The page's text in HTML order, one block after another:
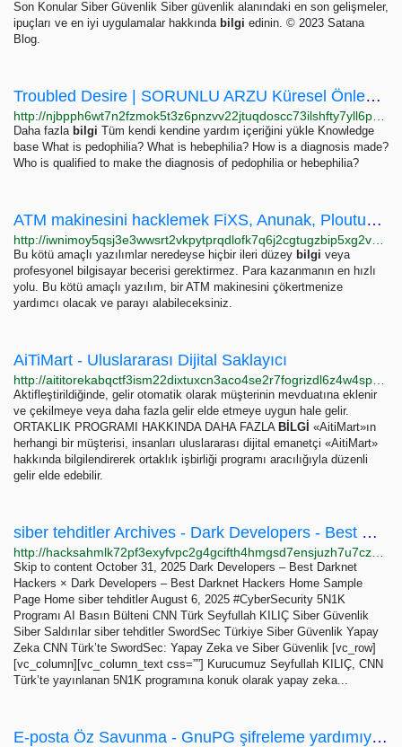
Son Konular Siber Güvenlik Siber güvenlik alanındaki en son gelişmeler,
ipuçları ve en iyi uygulamalar hakkında bilgi edinin. © 2023 Satana
Blog.
Troubled Desire | SORUNLU ARZU Küresel Önleme Dunkelfeld
Daha fazla bilgi Tüm kendi kendine yardım içeriğini yükle Knowledge
base What is pedophilia? What is hebephilia? How is a diagnosis made?
Who is qualified to make the diagnosis of pedophilia or hebephilia?
ATM makinesini hacklemek FiXS, Anunak, Ploutus'u satın alın - MyDrugs
Bu kötü amaçlı yazılımlar neredeyse hiçbir ileri düzey bilgi veya
profesyonel bilgisayar becerisi gerektirmez. Para kazanmanın en hızlı
yolu. Bu kötü amaçlı yazılım, bir ATM makinesini çökertmenize
yardımcı olacak ve parayı alabileceksiniz.
AiTiMart - Uluslararası Dijital Saklayıcı
Aktifleştirildiğinde, gelir otomatik olarak müşterinin mevduatına eklenir
ve çekilmeye veya daha fazla gelir elde etmeye uygun hale gelir.
ORTAKLIK PROGRAMI HAKKINDA DAHA FAZLA BİLGİ «AitiMart»ın
herhangi bir müşterisi, insanları uluslararası dijital emanetçi «AitiMart»
hakkında bilgilendirerek ortaklık işbirliği programı aracılığıyla düzenli
gelir elde edebilir.
siber tehditler Archives - Dark Developers - Best Darknet Hackers
Skip to content October 31, 2025 Dark Developers – Best Darknet
Hackers × Dark Developers – Best Darknet Hackers Home Sample
Page Home siber tehditler August 6, 2025 #CyberSecurity 5N1K
Programı AI Basın Bülteni CNN Türk Seyfullah KILIÇ Siber Güvenlik
Siber Saldırılar siber tehditler SwordSec Türkiye Siber Güvenlik Yapay
Zeka CNN Türk’te SwordSec: Yapay Zeka ve Siber Güvenlik [vc_row]
[vc_column][vc_column_text css=””] Kurucumuz Seyfullah KILIÇ, CNN
Türk’te yayınlanan 5N1K programına konuk olarak yapay zeka...
E-posta Öz Savunma - GnuPG şifreleme yardımıyla gözetimle mücadele rehberi